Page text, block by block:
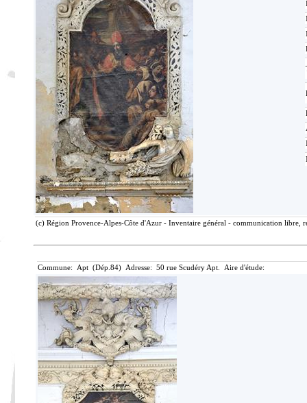
(c) Région Provence-Alpes-Côte d'Azur - Inventaire général - communication libre,
Commune: Apt (Dép.84) Adresse: 50 rue Scudéry Apt. Aire d'étude: